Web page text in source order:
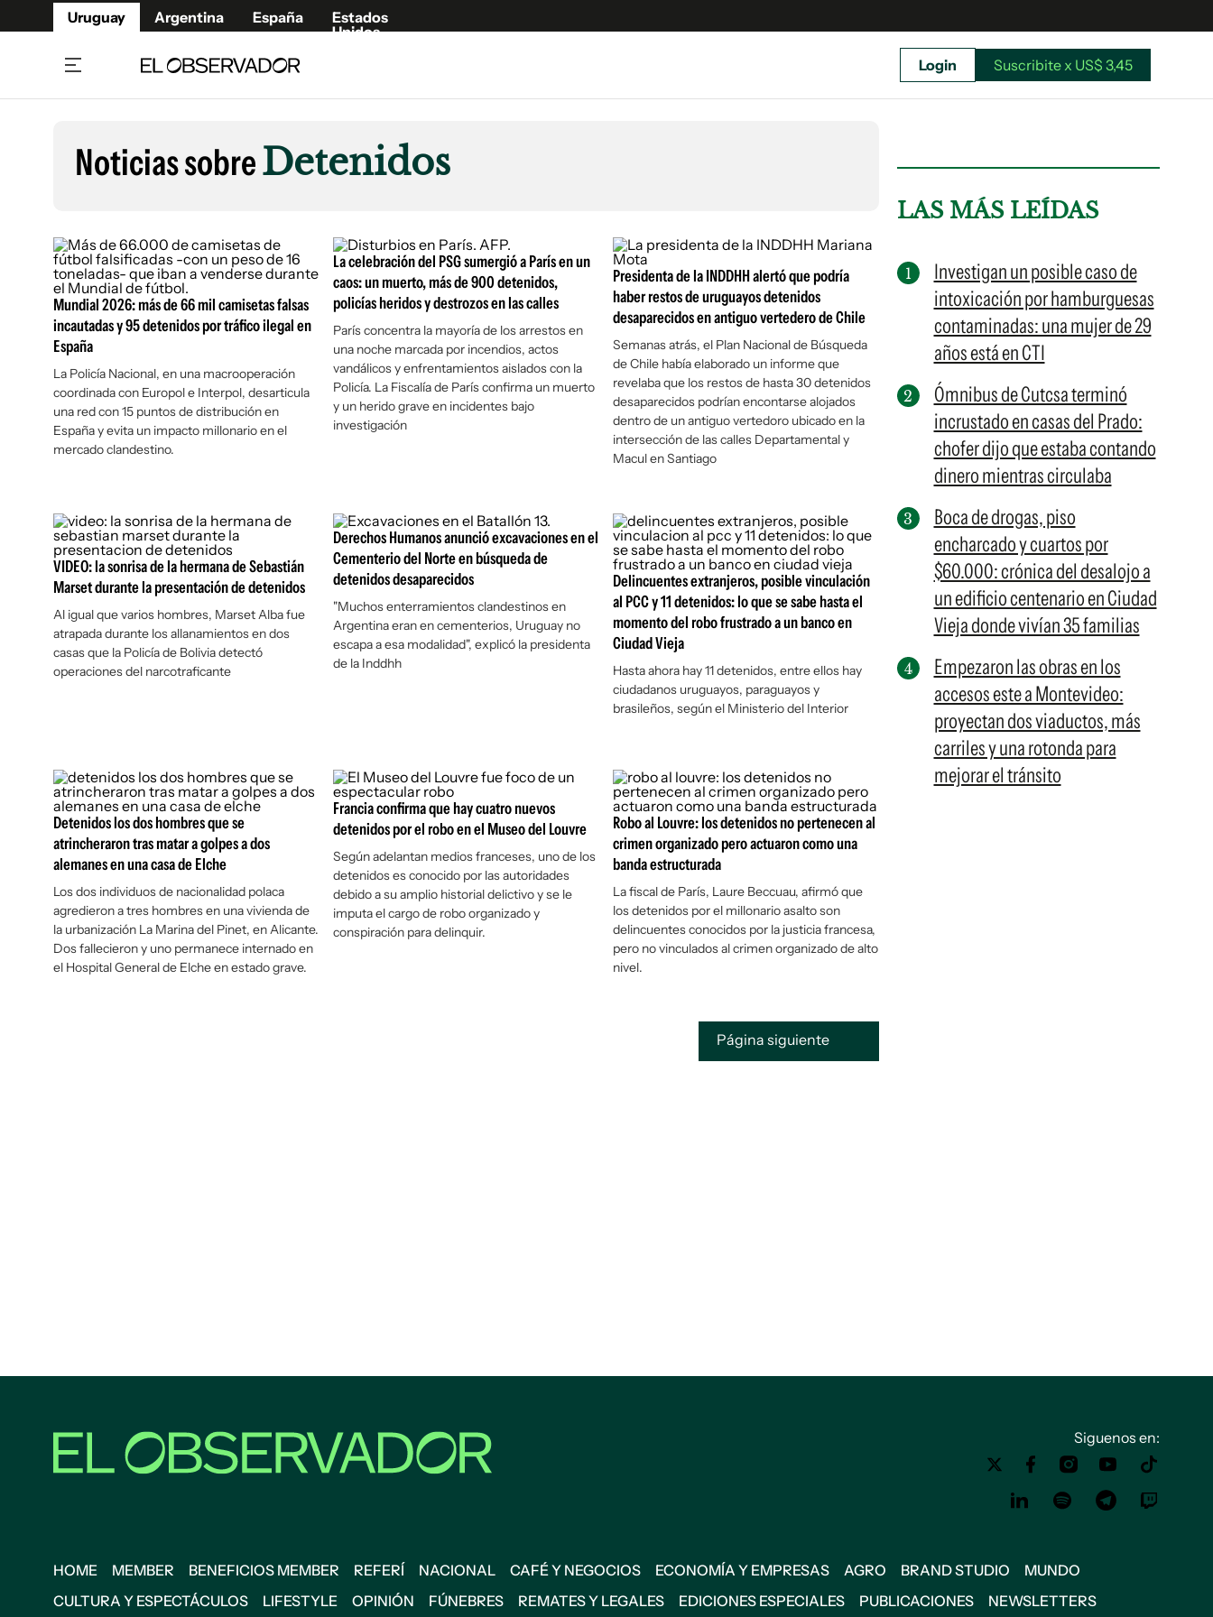
Uruguay Argentina España
Estados
Unidos
Beneficios Member
Café y Negocios
Economía y Empresas
Agro
Brand Studio
Mundo
Cultura y Espectáculos
Fúnebres
Publicaciones
Newsletters
Argentina
España
Estados Unidos
Suscribite x US$ 3,45
Login Suscribite x US$ 3,45
Noticias sobreDetenidos
Mundial 2026: más de 66 mil camisetas falsas
incautadas y 95 detenidos por tráfico ilegal en
España
La Policía Nacional, en una macrooperación
coordinada con Europol e Interpol, desarticula
una red con 15 puntos de distribución en
España y evita un impacto millonario en el
mercado clandestino.
La celebración del PSG sumergió a París en un
caos: un muerto, más de 900 detenidos,
policías heridos y destrozos en las calles
París concentra la mayoría de los arrestos en
una noche marcada por incendios, actos
vandálicos y enfrentamientos aislados con la
Policía. La Fiscalía de París confirma un muerto
y un herido grave en incidentes bajo
investigación
Presidenta de la INDDHH alertó que podría
haber restos de uruguayos detenidos
desaparecidos en antiguo vertedero de Chile
Semanas atrás, el Plan Nacional de Búsqueda
de Chile había elaborado un informe que
revelaba que los restos de hasta 30 detenidos
desaparecidos podrían encontarse alojados
dentro de un antiguo vertedoro ubicado en la
intersección de las calles Departamental y
Macul en Santiago
VIDEO: la sonrisa de la hermana de Sebastián
Marset durante la presentación de detenidos
Al igual que varios hombres, Marset Alba fue
atrapada durante los allanamientos en dos
casas que la Policía de Bolivia detectó
operaciones del narcotraficante
Derechos Humanos anunció excavaciones en el
Cementerio del Norte en búsqueda de
detenidos desaparecidos
"Muchos enterramientos clandestinos en
Argentina eran en cementerios, Uruguay no
escapa a esa modalidad", explicó la presidenta
de la Inddhh
Delincuentes extranjeros, posible vinculación
al PCC y 11 detenidos: lo que se sabe hasta el
momento del robo frustrado a un banco en
Ciudad Vieja
Hasta ahora hay 11 detenidos, entre ellos hay
ciudadanos uruguayos, paraguayos y
brasileños, según el Ministerio del Interior
Detenidos los dos hombres que se
atrincheraron tras matar a golpes a dos
alemanes en una casa de Elche
Los dos individuos de nacionalidad polaca
agredieron a tres hombres en una vivienda de
la urbanización La Marina del Pinet, en Alicante.
Dos fallecieron y uno permanece internado en
el Hospital General de Elche en estado grave.
Francia confirma que hay cuatro nuevos
detenidos por el robo en el Museo del Louvre
Según adelantan medios franceses, uno de los
detenidos es conocido por las autoridades
debido a su amplio historial delictivo y se le
imputa el cargo de robo organizado y
conspiración para delinquir.
Robo al Louvre: los detenidos no pertenecen al
crimen organizado pero actuaron como una
banda estructurada
La fiscal de París, Laure Beccuau, afirmó que
los detenidos por el millonario asalto son
delincuentes conocidos por la justicia francesa,
pero no vinculados al crimen organizado de alto
nivel.
Página siguiente
LAS MÁS LEÍDAS
Investigan un posible caso de
intoxicación por hamburguesas
contaminadas: una mujer de 29
años está en CTI
Ómnibus de Cutcsa terminó
incrustado en casas del Prado:
chofer dijo que estaba contando
dinero mientras circulaba
Boca de drogas, piso
encharcado y cuartos por
$60.000: crónica del desalojo a
un edificio centenario en Ciudad
Vieja donde vivían 35 familias
Empezaron las obras en los
accesos este a Montevideo:
proyectan dos viaductos, más
carriles y una rotonda para
mejorar el tránsito
Siguenos en:
HOME MEMBER BENEFICIOS MEMBER REFERÍ NACIONAL CAFÉ Y NEGOCIOS ECONOMÍA Y EMPRESAS AGRO BRAND STUDIO
MUNDO
CULTURA Y ESPECTÁCULOS
LIFESTYLE OPINIÓN FÚNEBRES REMATES Y LEGALES EDICIONES ESPECIALES PUBLICACIONES NEWSLETTERS